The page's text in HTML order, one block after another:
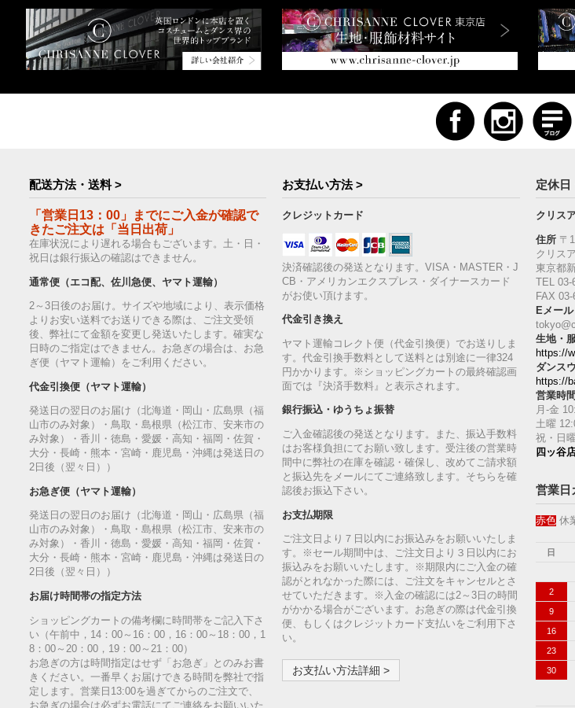
配送方法・送料 >
「営業日13：00」までにご入金が確認で
きたご注文は「当日出荷」
在庫状況により遅れる場合もございます。土・日・
祝日は銀行振込の確認はできません。
通常便（エコ配、佐川急便、ヤマト運輸）
2～3日後のお届け。サイズや地域により、表示価格
よりお安い送料でお送りできる際は、ご注文受領
後、弊社にて金額を変更し発送いたします。確実な
日時のご指定はできません。お急ぎの場合は、お急
ぎ便（ヤマト運輸）をご利用ください。
代金引換便（ヤマト運輸）
発送日の翌日のお届け（北海道・岡山・広島県（福
山市のみ対象）・鳥取・島根県（松江市、安来市の
み対象）・香川・徳島・愛媛・高知・福岡・佐賀・
大分・長崎・熊本・宮崎・鹿児島・沖縄は発送日の
2日後（翌々日））
お急ぎ便（ヤマト運輸）
発送日の翌日のお届け（北海道・岡山・広島県（福
山市のみ対象）・鳥取・島根県（松江市、安来市の
み対象）・香川・徳島・愛媛・高知・福岡・佐賀・
大分・長崎・熊本・宮崎・鹿児島・沖縄は発送日の
2日後（翌々日））
お届け時間帯の指定方法
ショッピングカートの備考欄に時間帯をご記入下さ
い（午前中，14：00～16：00，16：00～18：00，1
8：00～20：00，19：00～21：00）
お急ぎの方は時間指定はせず「お急ぎ」とのみお書
きください。一番早くお届けできる時間を弊社で指
定します。営業日13:00を過ぎてからのご注文で、
お急ぎの場合は必ずお電話にてご連絡をお願いいた
お支払い方法 >
クレジットカード
決済確認後の発送となります。VISA・MASTER・J
CB・アメリカンエクスプレス・ダイナースカード
がお使い頂けます。
代金引き換え
ヤマト運輸コレクト便（代金引換便）でお送りしま
す。代金引換手数料として送料とは別途に一律324
円かかります。※ショッピングカートの最終確認画
面では『決済手数料』と表示されます。
銀行振込・ゆうちょ振替
ご入金確認後の発送となります。また、振込手数料
はお客様負担にてお願い致します。受注後の営業時
間中に弊社の在庫を確認・確保し、改めてご請求額
と振込先をメールにてご連絡致します。そちらを確
認後お振込下さい。
お支払期限
ご注文日より７日以内にお振込みをお願いいたしま
す。※セール期間中は、ご注文日より３日以内にお
振込みをお願いいたします。※期限内にご入金の確
認がとれなかった際には、ご注文をキャンセルとさ
せていただきます。※入金の確認には2～3日の時間
がかかる場合がございます。お急ぎの際は代金引換
便、もしくはクレジットカード支払いをご利用下さ
い。
お支払い方法詳細 >
定休日
クリス
住所〒
クリス
東京都
TEL 03-
FAX
Eメール
生地・
https://
ダンス
https://
営業時間
月-金
土曜
祝・日
四ッ谷
営業日
赤色休
日
2
9
16
23
30